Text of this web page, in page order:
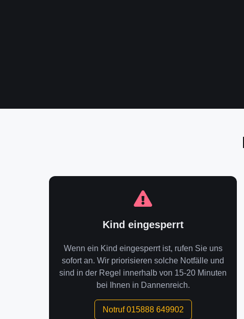
Kind eingesperrt
Wenn ein Kind eingesperrt ist, rufen Sie uns
sofort an. Wir priorisieren solche Notfälle und
sind in der Regel innerhalb von 15-20 Minuten
bei Ihnen in Dannenreich.
Notruf 015888 649902